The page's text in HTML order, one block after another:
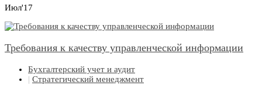
Июл'17
Требования к качеству управленческой информации
Бухгалтерский учет и аудит
| Стратегический менеджмент